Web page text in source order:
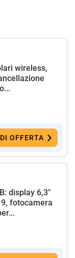
wireless,
OFFERTA
display 6,3"
fotocamera